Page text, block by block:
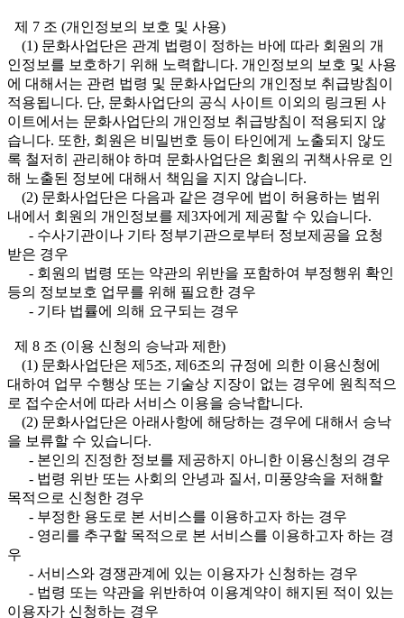
제 7 조 (개인정보의 보호 및 사용)
(1) 문화사업단은 관계 법령이 정하는 바에 따라 회원의 개
인정보를 보호하기 위해 노력합니다. 개인정보의 보호 및 사용
에 대해서는 관련 법령 및 문화사업단의 개인정보 취급방침이
적용됩니다. 단, 문화사업단의 공식 사이트 이외의 링크된 사
이트에서는 문화사업단의 개인정보 취급방침이 적용되지 않
습니다. 또한, 회원은 비밀번호 등이 타인에게 노출되지 않도
록 철저히 관리해야 하며 문화사업단은 회원의 귀책사유로 인
해 노출된 정보에 대해서 책임을 지지 않습니다.
(2) 문화사업단은 다음과 같은 경우에 법이 허용하는 범위
내에서 회원의 개인정보를 제3자에게 제공할 수 있습니다.
- 수사기관이나 기타 정부기관으로부터 정보제공을 요청
받은 경우
- 회원의 법령 또는 약관의 위반을 포함하여 부정행위 확인
등의 정보보호 업무를 위해 필요한 경우
- 기타 법률에 의해 요구되는 경우
제 8 조 (이용 신청의 승낙과 제한)
(1) 문화사업단은 제5조, 제6조의 규정에 의한 이용신청에
대하여 업무 수행상 또는 기술상 지장이 없는 경우에 원칙적으
로 접수순서에 따라 서비스 이용을 승낙합니다.
(2) 문화사업단은 아래사항에 해당하는 경우에 대해서 승낙
을 보류할 수 있습니다.
- 본인의 진정한 정보를 제공하지 아니한 이용신청의 경우
- 법령 위반 또는 사회의 안녕과 질서, 미풍양속을 저해할
목적으로 신청한 경우
- 부정한 용도로 본 서비스를 이용하고자 하는 경우
- 영리를 추구할 목적으로 본 서비스를 이용하고자 하는 경
우
- 서비스와 경쟁관계에 있는 이용자가 신청하는 경우
- 법령 또는 약관을 위반하여 이용계약이 해지된 적이 있는
이용자가 신청하는 경우